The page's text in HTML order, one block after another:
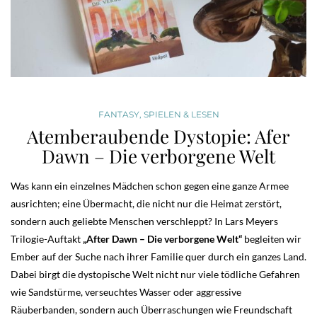
FANTASY, SPIELEN & LESEN
Atemberaubende Dystopie: Afer
Dawn – Die verborgene Welt
Was kann ein einzelnes Mädchen schon gegen eine ganze Armee
ausrichten; eine Übermacht, die nicht nur die Heimat zerstört,
sondern auch geliebte Menschen verschleppt? In Lars Meyers
Trilogie-Auftakt „After Dawn – Die verborgene Welt“ begleiten wir
Ember auf der Suche nach ihrer Familie quer durch ein ganzes Land.
Dabei birgt die dystopische Welt nicht nur viele tödliche Gefahren
wie Sandstürme, verseuchtes Wasser oder aggressive
Räuberbanden, sondern auch Überraschungen wie Freundschaft